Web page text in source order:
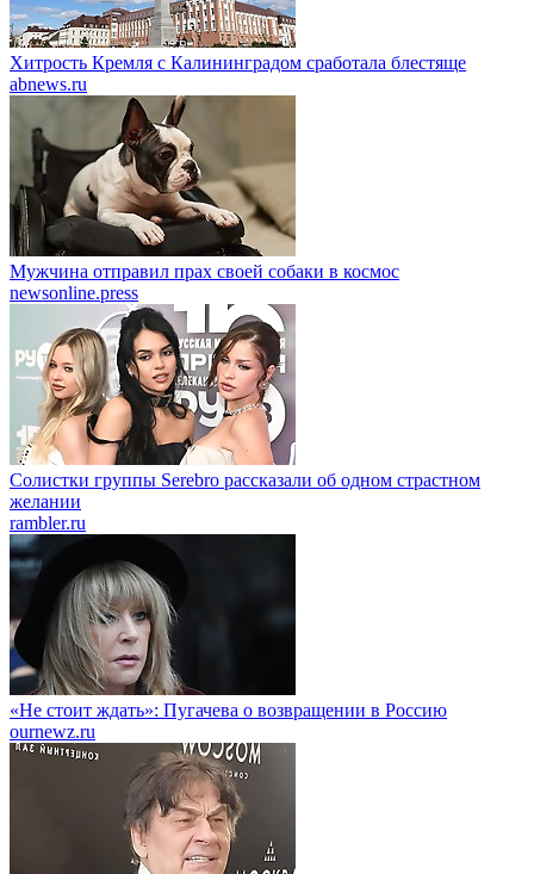
Хитрость Кремля с Калининградом сработала блестяще
abnews.ru
Мужчина отправил прах своей собаки в космос
newsonline.press
Солистки группы Serebro рассказали об одном страстном
желании
rambler.ru
«Не стоит ждать»: Пугачева о возвращении в Россию
ournewz.ru